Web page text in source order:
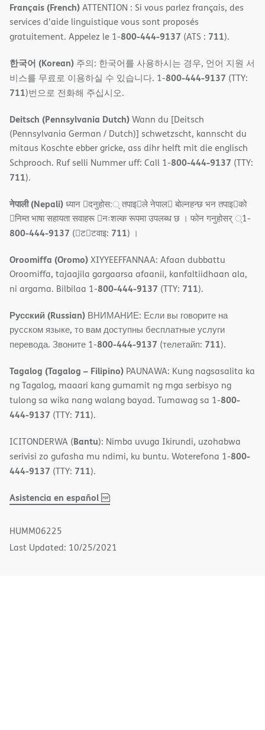
Français (French)ATTENTION : Si vous parlez français, des
services d'aide linguistique vous sont proposés
gratuitement. Appelez le 1-800-444-9137 (ATS : 711).
한국어 (Korean) 주의: 한국어를 사용하시는 경우, 언어 지원 서
비스를 무료로 이용하실 수 있습니다. 1-800-444-9137 (TTY:
711)번으로 전화해 주십시오.
Deitsch (Pennsylvania Dutch)Wann du [Deitsch
(Pennsylvania German / Dutch)] schwetzscht, kannscht du
mitaus Koschte ebber gricke, ass dihr helft mit die englisch
Schprooch. Ruf selli Nummer uff: Call 1-800-444-9137 (TTY:
711).
नेपाली (Nepali)ध्यान 􀇑दनुहोस:् तपाइ􀉍ले नेपाल􀈣 बोल्नहन्छ भन तपाइ􀉍को
􀇓निम्त भाषा सहायता सवाहरू 􀇓नःशल्क रूपमा उपलब्ध छ । फोन गनुहोसर् ्1-
800-444-9137 (􀇑ट􀇑टवाइ: 711) ।
Oroomiffa (Oromo)XIYYEEFFANNAA: Afaan dubbattu
Oroomiffa, tajaajila gargaarsa afaanii, kanfaltiidhaan ala,
ni argama. Bilbilaa 1-800-444-9137 (TTY: 711).
Русский (Russian) ВНИМАНИЕ: Если вы говорите на
русском языке, то вам доступны бесплатные услуги
перевода. Звоните 1-800-444-9137 (телетайп: 711).
Tagalog (Tagalog – Filipino) PAUNAWA: Kung nagsasalita ka
ng Tagalog, maaari kang gumamit ng mga serbisyo ng
tulong sa wika nang walang bayad. Tumawag sa 1-800-
444-9137 (TTY: 711).
ICITONDERWA (Bantu): Nimba uvuga Ikirundi, uzohabwa
serivisi zo gufasha mu ndimi, ku buntu. Woterefona 1-800-
444-9137 (TTY: 711).
Asistencia en español,
(opens
HUMM06225
Last Updated: 10/25/2021